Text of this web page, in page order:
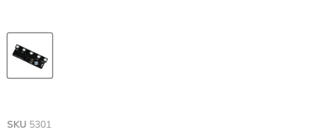
SKU 5301